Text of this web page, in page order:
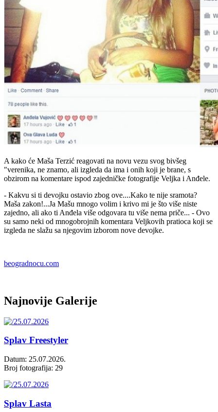
A kako će Maša Terzić reagovati na novu vezu svog bivšeg
"verenika, ne znamo, ali izgleda da ima i onih koji je brane, s
obzirom na komentare ispod zajedničke fotografije Veljka i Anđele.
- Kakvu si ti devojku ostavio zbog ove....Kako te nije sramota?
Maša zakon!...Ja Mašu mnogo volim i krivo mi je što više niste
zajedno, ali ako ti Anđela više odgovara tu više nema priče... - Ovo
su samo neki od mnogobrojnih komentara Veljkovih pratioca koji se
izgleda ne slažu sa njegovim izborom nove devojke.
beogradnocu.com
Najnovije Galerije
Splav Freestyler
Datum: 25.07.2026.
Broj fotografija: 29
Splav Lasta